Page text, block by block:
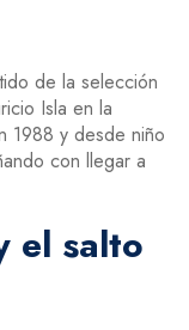
de la selección
Isla en la
1988 y desde niño
con llegar a
el salto